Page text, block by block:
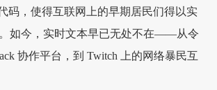
码，使得互联网上的早期居民们得以实
如今，实时文本早已无处不在——从令
协作平台，到 Twitch 上的网络暴民互